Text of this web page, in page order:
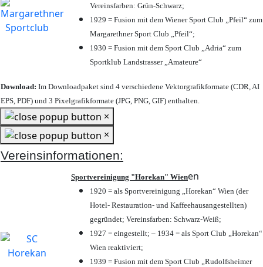
Vereinsfarben: Grün-Schwarz;
1929 = Fusion mit dem Wiener Sport Club „Pfeil“ zum
Margarethner Sport Club „Pfeil“;
1930 = Fusion mit dem Sport Club „Adria“ zum
Sportklub Landstrasser „Amateure“
Download: Im Downloadpaket sind 4 verschiedene Vektorgrafikformate (CDR, AI
EPS, PDF) und 3 Pixelgrafikformate (JPG, PNG, GIF) enthalten.
×
×
Vereinsinformationen:
Sportvereinigung "Horekan" Wienen
1920 = als Sportvereinigung „Horekan“ Wien (der
Hotel- Restauration- und Kaffeehausangestellten)
gegründet; Vereinsfarben: Schwarz-Weiß;
1927 = eingestellt; – 1934 = als Sport Club „Horekan“
Wien reaktiviert;
1939 = Fusion mit dem Sport Club „Rudolfsheimer